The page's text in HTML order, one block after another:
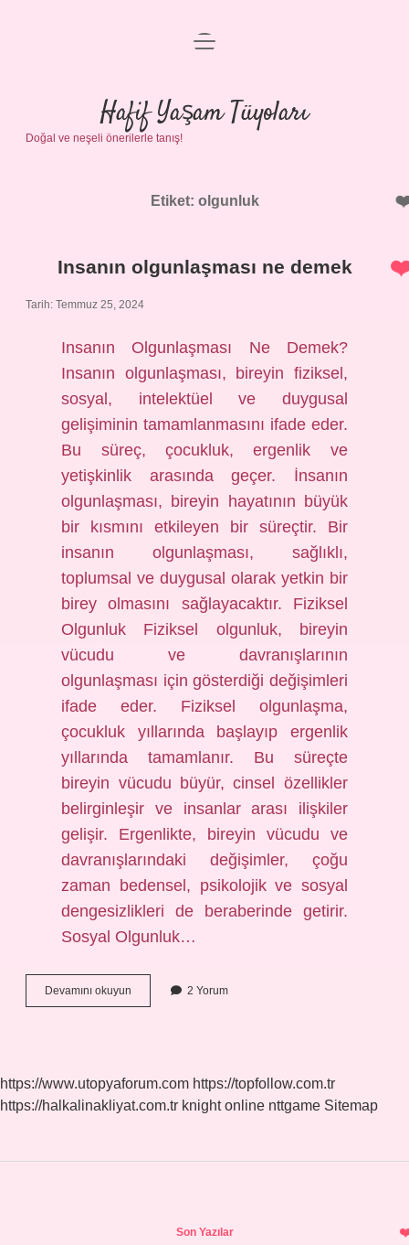
Anasayfa
Gizlilik Politikası
Yasal Uyarı
menüyü
Hafif Yaşam Tüyoları
Doğal ve neşeli önerilerle tanış!
Etiket: olgunluk
Insanın olgunlaşması ne demek
Tarih: Temmuz 25, 2024
Insanın Olgunlaşması Ne Demek?
Insanın olgunlaşması, bireyin fiziksel,
sosyal, intelektüel ve duygusal
gelişiminin tamamlanmasını ifade eder.
Bu süreç, çocukluk, ergenlik ve
yetişkinlik arasında geçer. İnsanın
olgunlaşması, bireyin hayatının büyük
bir kısmını etkileyen bir süreçtir. Bir
insanın olgunlaşması, sağlıklı,
toplumsal ve duygusal olarak yetkin bir
birey olmasını sağlayacaktır. Fiziksel
Olgunluk Fiziksel olgunluk, bireyin
vücudu ve davranışlarının
olgunlaşması için gösterdiği değişimleri
ifade eder. Fiziksel olgunlaşma,
çocukluk yıllarında başlayıp ergenlik
yıllarında tamamlanır. Bu süreçte
bireyin vücudu büyür, cinsel özellikler
belirginleşir ve insanlar arası ilişkiler
gelişir. Ergenlikte, bireyin vücudu ve
davranışlarındaki değişimler, çoğu
zaman bedensel, psikolojik ve sosyal
dengesizlikleri de beraberinde getirir.
Sosyal Olgunluk…
Devamını okuyun
olgunlaşması
2 Yorum
https://www.utopyaforum.com https://topfollow.com.tr
https://halkalinakliyat.com.tr knight online nttgame Sitemap
Son Yazılar